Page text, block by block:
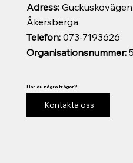
Organisationsnummer:
Telefon:073-7193626
Adress:
Åkersberga
Har du några frågor?
Kontakta oss